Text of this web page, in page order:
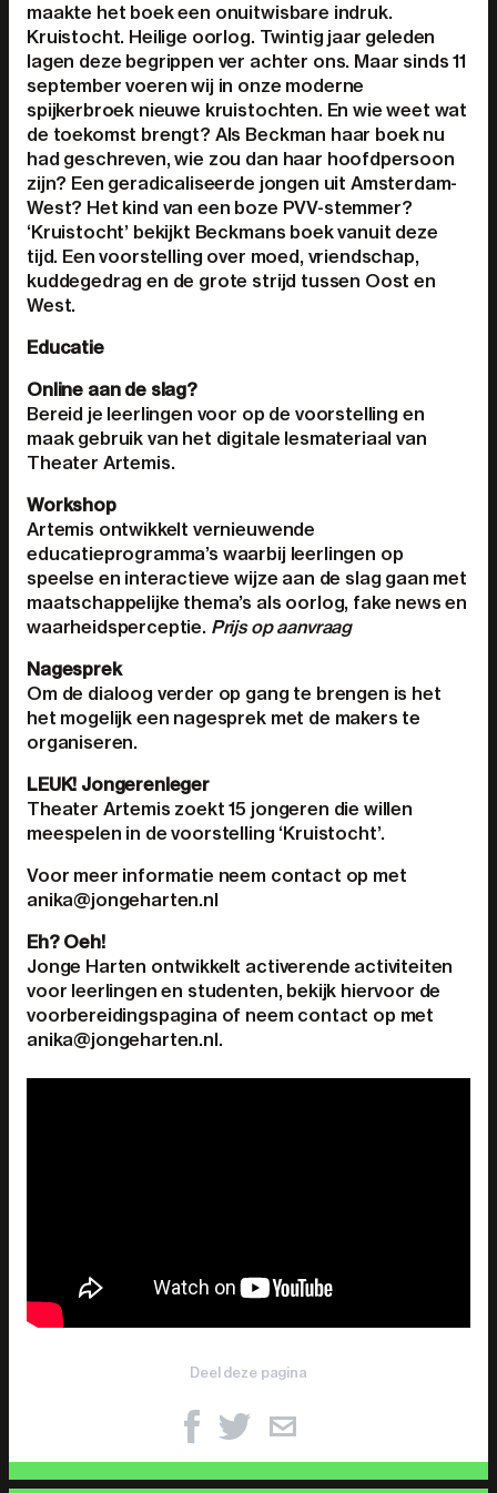
maakte het boek een onuitwisbare indruk.
Kruistocht. Heilige oorlog. Twintig jaar geleden
lagen deze begrippen ver achter ons. Maar sinds 11
september voeren wij in onze moderne
spijkerbroek nieuwe kruistochten. En wie weet wat
de toekomst brengt? Als Beckman haar boek nu
had geschreven, wie zou dan haar hoofdpersoon
zijn? Een geradicaliseerde jongen uit Amsterdam-
West? Het kind van een boze PVV-stemmer?
‘Kruistocht’ bekijkt Beckmans boek vanuit deze
tijd. Een voorstelling over moed, vriendschap,
kuddegedrag en de grote strijd tussen Oost en
West.
Educatie
Online aan de slag?
Bereid je leerlingen voor op de voorstelling en
maak gebruik van het digitale lesmateriaal van
Theater Artemis.
Workshop
Artemis ontwikkelt vernieuwende
educatieprogramma’s waarbij leerlingen op
speelse en interactieve wijze aan de slag gaan met
maatschappelijke thema’s als oorlog, fake news en
waarheidsperceptie. Prijs op aanvraag
Nagesprek
Om de dialoog verder op gang te brengen is het
het mogelijk een nagesprek met de makers te
organiseren.
LEUK! Jongerenleger
Theater Artemis zoekt 15 jongeren die willen
meespelen in de voorstelling ‘Kruistocht’.
Voor meer informatie neem contact op met
anika@jongeharten.nl
Eh? Oeh!
Jonge Harten ontwikkelt activerende activiteiten
voor leerlingen en studenten, bekijk hiervoor de
voorbereidingspagina of neem contact op met
anika@jongeharten.nl.
Deel deze pagina